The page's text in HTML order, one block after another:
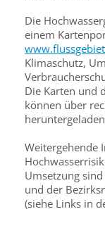
Die
einem
Klimaschutz,
Die Karten und
können über
Weitergehende
Umsetzung
und der
(siehe Links in